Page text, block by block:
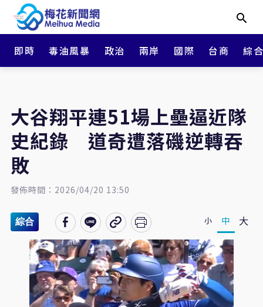
即時 毒油風暴 政治 兩岸 國際 台商 綜
大谷翔平連51場上壘逼近隊
史紀錄 道奇遭落磯逆轉吞
敗
發佈時間：2026/04/20 13:50
綜合 小 中 大